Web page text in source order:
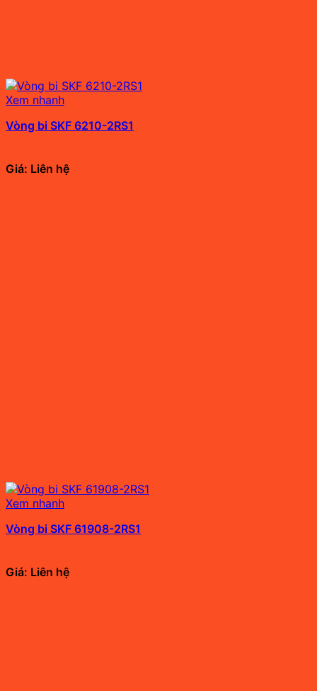
Xem nhanh
Vòng bi SKF 6210-2RS1
Giá: Liên hệ
Xem nhanh
Vòng bi SKF 61908-2RS1
Giá: Liên hệ